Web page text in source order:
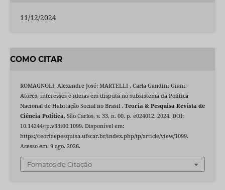
11/12/2024
COMO CITAR
ROMAGNOLI, Alexandre José; MARTELLI , Carla Gandini Giani.
Atores, interesses e ideias em disputa no subsistema da Política
Nacional de Habitação Social no Brasil . Teoria & Pesquisa Revista de
Ciência Política, São Carlos, v. 33, n. 00, p. e024012, 2024. DOI:
10.14244/tp.v33i00.1099. Disponível em:
https://teoriaepesquisa.ufscar.br/index.php/tp/article/view/1099.
Acesso em: 9 ago. 2026.
Fomatos de Citação